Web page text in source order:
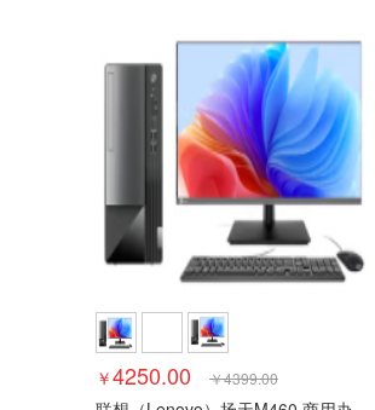
￥4250.00 ￥4399.00